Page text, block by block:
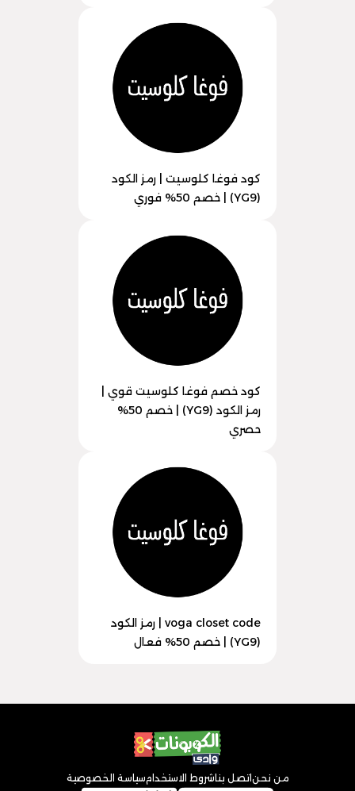
كود فوغا كلوسيت | رمز الكود
(YG9) | خصم 50% فوري
كود خصم فوغا كلوسيت قوي |
رمز الكود (YG9) | خصم 50%
حصري
voga closet code | رمز الكود
(YG9) | خصم 50% فعال
من نحن اتصل بنا شروط الاستخدامسياسة الخصوصية